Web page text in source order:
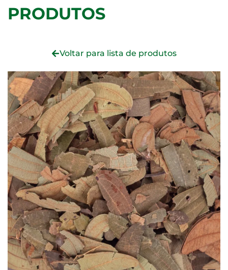
PRODUTOS
Voltar para lista de produtos